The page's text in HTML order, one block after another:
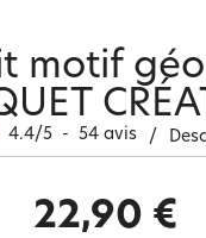
motif
4.4/5 - 54 avis /
22,90 €